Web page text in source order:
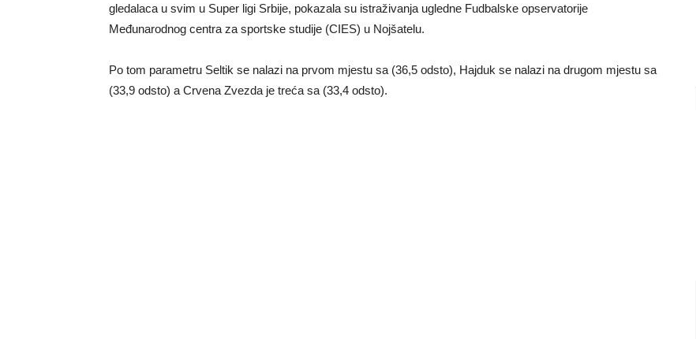
gledalaca u svim u Super ligi Srbije, pokazala su istraživanja ugledne Fudbalske opservatorije
Međunarodnog centra za sportske studije (CIES) u Nojšatelu.
Po tom parametru Seltik se nalazi na prvom mjestu sa (36,5 odsto), Hajduk se nalazi na drugom mjestu sa
(33,9 odsto) a Crvena Zvezda je treća sa (33,4 odsto).